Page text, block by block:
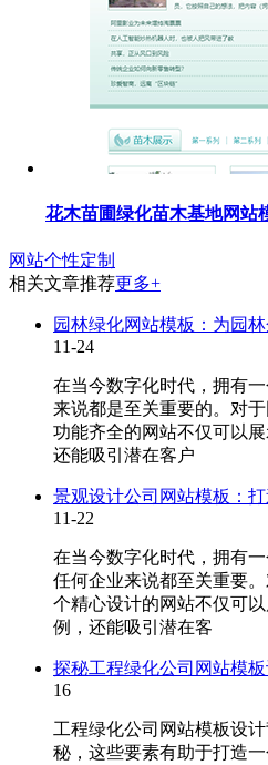
花木苗圃绿化苗木基地网站
网站个性定制
相关文章推荐更多+
园林绿化网站模板：为园
11-24
在当今数字化时代，拥有
来说都是至关重要的。对
功能齐全的网站不仅可以
还能吸引潜在客户
景观设计公司网站模板：
11-22
在当今数字化时代，拥有
任何企业来说都至关重要
个精心设计的网站不仅可
例，还能吸引潜在客
探秘工程绿化公司网站模
16
工程绿化公司网站模板设
秘，这些要素有助于打造